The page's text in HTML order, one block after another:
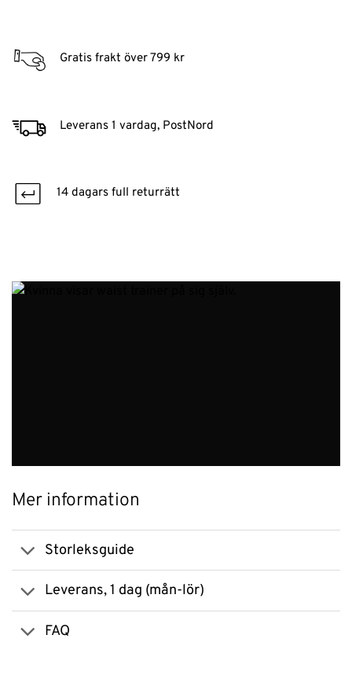
Gratis frakt över 799 kr
Leverans 1 vardag, PostNord
14 dagars full returrätt
Mer information
Storleksguide
Leverans, 1 dag (mån-lör)
FAQ